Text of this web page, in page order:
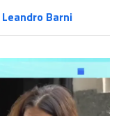
Leandro Barni